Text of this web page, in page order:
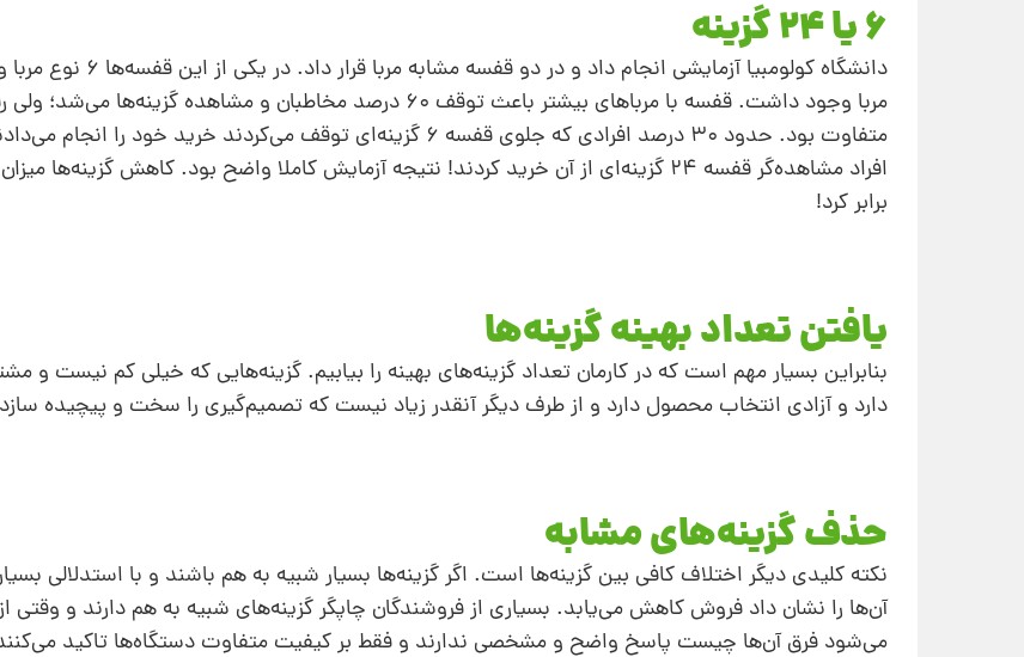
6 یا 24 گزینه
مربا وجود داشت. قفسه‌ ‌با مرباهای بیشتر باعث توقف 60 درصد مخاطبان و مشاهده
برابر کرد!
یافتن تعداد بهینه گزینه‌ها
بنابراین بسیار مهم است که در کارمان تعداد گزینه‌های بهینه را بیابیم. گزینه‌هایی که خیلی کم نیست
دارد و آزادی انتخاب محصول دارد و از طرف دیگر آنقدر زیاد نیست که تصمیم‌گیری را سخت و پیچیده
حذف گزینه‌های مشابه
نکته کلیدی دیگر اختلاف کافی بین گزینه‌ها است. اگر گزینه‌ها بسیار شبیه به هم باشند و با استدلالی
آن‌ها را نشان داد فروش کاهش می‌یابد. بسیاری از فروشندگان چاپگر گزینه‌های شبیه به هم دارند و وقتی
می‌شود فرق آن‌ها چیست پاسخ واضح و مشخصی ندارند و فقط بر کیفیت متفاوت دستگاه‌ها تاکید